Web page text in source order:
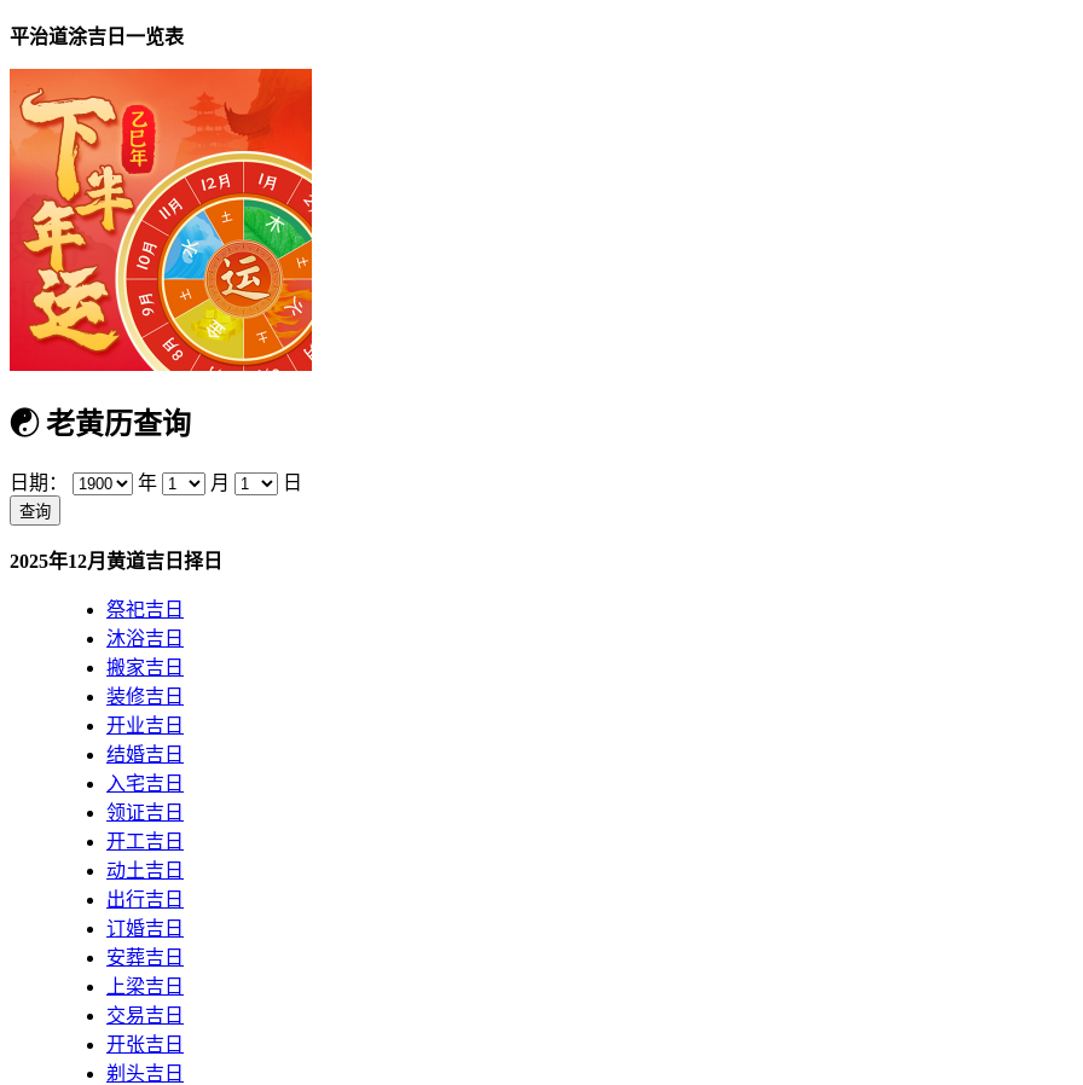
平治道涂吉日一览表
☯老黄历查询
日期： 年 月 日
2025年12月黄道吉日择日
祭祀吉日
沐浴吉日
搬家吉日
装修吉日
开业吉日
结婚吉日
入宅吉日
领证吉日
开工吉日
动土吉日
出行吉日
订婚吉日
安葬吉日
上梁吉日
交易吉日
开张吉日
剃头吉日